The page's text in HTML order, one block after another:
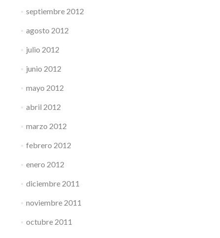
septiembre 2012
agosto 2012
julio 2012
junio 2012
mayo 2012
abril 2012
marzo 2012
febrero 2012
enero 2012
diciembre 2011
noviembre 2011
octubre 2011